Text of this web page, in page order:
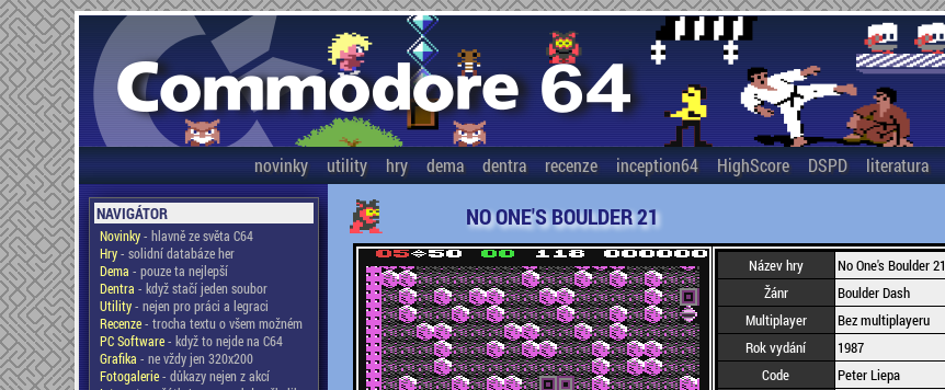
novinky utility hry dema dentra recenze inception64 HighScore DSPD literatura
NAVIGÁTOR
Novinky- hlavně ze světa C64
Hry- solidní databáze her
Dema - pouze ta nejlepší
Dentra - když stačí jeden soubor
Utility- nejen pro práci a legraci
Recenze- trocha textu o všem možném
PC Software- když to nejde na C64
Grafika - ne vždy jen 320x200
Fotogalerie- důkazy nejen z akcí
NO ONE'S BOULDER 21
Název hry
No One's Boulder 21
Žánr
Boulder Dash
Multiplayer
Bez multiplayeru
Rok vydání
1987
Code
Peter Liepa